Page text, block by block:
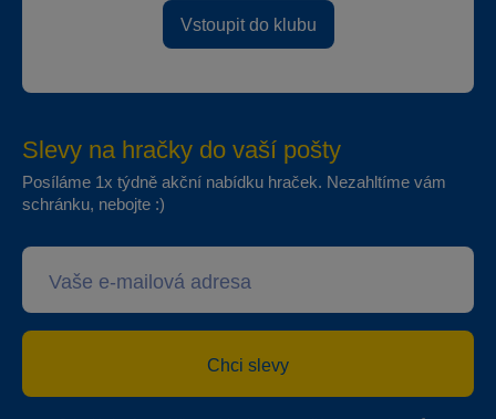
Vstoupit do klubu
Slevy na hračky do vaší pošty
Posíláme 1x týdně akční nabídku hraček. Nezahltíme vám
schránku, nebojte :)
Chci slevy